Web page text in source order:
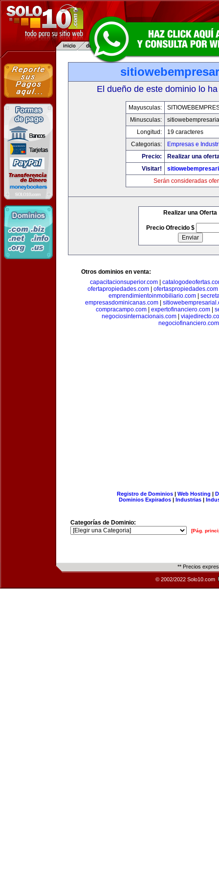
El dueño de este dominio lo
Mayusculas:
Minusculas:
Longitud:
19 caracteres
Categorias:
Empresas e
Precio:
Realizar una
Visitar!
Serán consideradas
Realizar una Oferta
Precio Ofrecido $
Otros dominios en venta:
capacitacionsuperior.com
ofertapropiedades.com
ofertaspropiedades.com
emprendimientoinmobiliario.com|
empresasdominicanas.com|
compracampo.com| expertofinanciero.com|
negociosinternacionais.com
negociofinanciero.com
Registro de Dominios| Web Hosting |
Dominios Expirados | Industrias |
Categorías de Dominio:
[Pág.
** Precios
© 2002/2022 Solo10.com